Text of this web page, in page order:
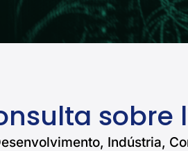
sobre
Indústria,